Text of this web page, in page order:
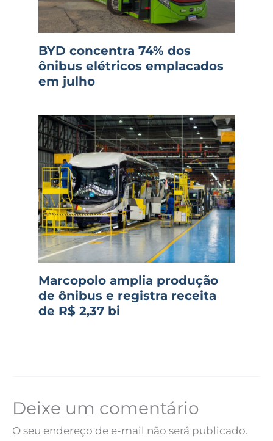
BYD concentra 74% dos
ônibus elétricos emplacados
em julho
Marcopolo amplia produção
de ônibus e registra receita
de R$ 2,37 bi
Deixe um comentário
O seu endereço de e-mail não será publicado.